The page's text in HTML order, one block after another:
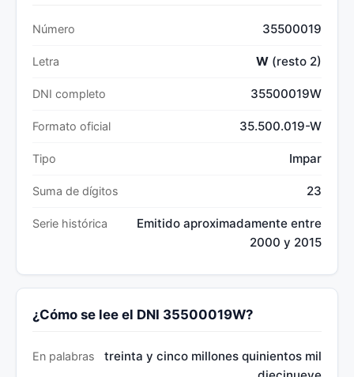
Número 35500019
Letra W (resto 2)
DNI completo 35500019W
Formato oficial 35.500.019-W
Tipo Impar
Suma de dígitos 23
Serie histórica
Emitido aproximadamente entre
2000 y 2015
¿Cómo se lee el DNI 35500019W?
En palabras
treinta y cinco millones quinientos mil